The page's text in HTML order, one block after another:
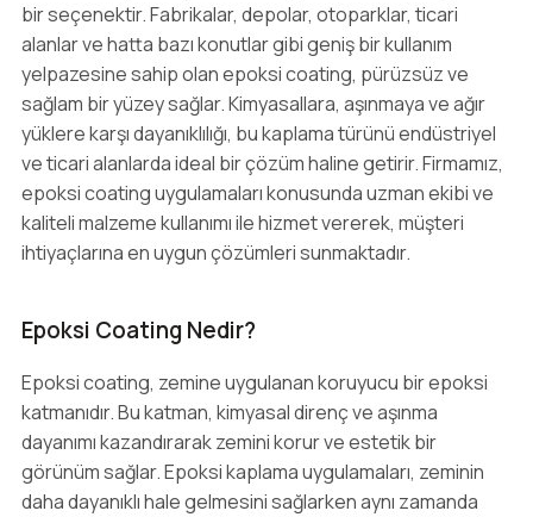
bir seçenektir. Fabrikalar, depolar, otoparklar, ticari
alanlar ve hatta bazı konutlar gibi geniş bir kullanım
yelpazesine sahip olan epoksi coating, pürüzsüz ve
sağlam bir yüzey sağlar. Kimyasallara, aşınmaya ve ağır
yüklere karşı dayanıklılığı, bu kaplama türünü endüstriyel
ve ticari alanlarda ideal bir çözüm haline getirir. Firmamız,
epoksi coating uygulamaları konusunda uzman ekibi ve
kaliteli malzeme kullanımı ile hizmet vererek, müşteri
ihtiyaçlarına en uygun çözümleri sunmaktadır.
Epoksi Coating Nedir?
Epoksi coating, zemine uygulanan koruyucu bir epoksi
katmanıdır. Bu katman, kimyasal direnç ve aşınma
dayanımı kazandırarak zemini korur ve estetik bir
görünüm sağlar. Epoksi kaplama uygulamaları, zeminin
daha dayanıklı hale gelmesini sağlarken aynı zamanda